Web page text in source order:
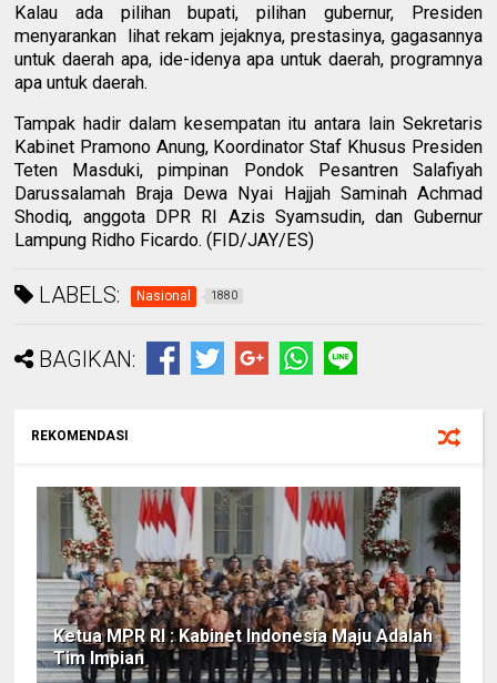
Kalau ada pilihan bupati, pilihan gubernur, Presiden
menyarankan lihat rekam jejaknya, prestasinya, gagasannya
untuk daerah apa, ide-idenya apa untuk daerah, programnya
apa untuk daerah.
Tampak hadir dalam kesempatan itu antara lain Sekretaris
Kabinet Pramono Anung, Koordinator Staf Khusus Presiden
Teten Masduki, pimpinan Pondok Pesantren Salafiyah
Darussalamah Braja Dewa Nyai Hajjah Saminah Achmad
Shodiq, anggota DPR RI Azis Syamsudin, dan Gubernur
Lampung Ridho Ficardo. (FID/JAY/ES)
LABELS: Nasional 1880
BAGIKAN:
REKOMENDASI
Ketua MPR RI : Kabinet Indonesia Maju Adalah
Tim Impian